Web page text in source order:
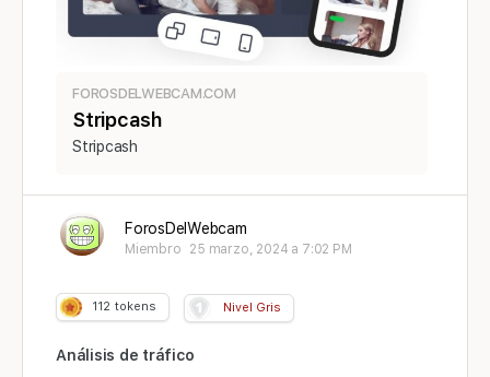
FOROSDELWEBCAM.COM
Stripcash
Stripcash
ForosDelWebcam
Miembro 25 marzo, 2024 a 7:02 PM
112 tokens Nivel Gris
Análisis de tráfico